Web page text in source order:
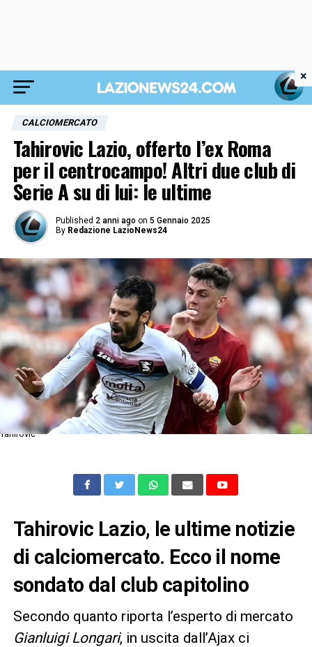
CALCIOMERCATO
Tahirovic Lazio, offerto l’ex Roma
per il centrocampo! Altri due club di
Serie A su di lui: le ultime
Published 2 anni ago on 5 Gennaio 2025
By Redazione LazioNews24
Tahirovic
Tahirovic Lazio, le ultime notizie
di calciomercato. Ecco il nome
sondato dal club capitolino
Secondo quanto riporta l’esperto di mercato
Gianluigi Longari, in uscita dall’Ajax ci
×